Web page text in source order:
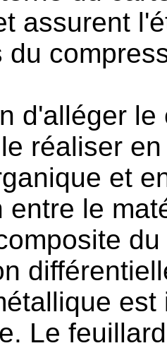
assurent
du
d'alléger le
réaliser
et
entre le
Le